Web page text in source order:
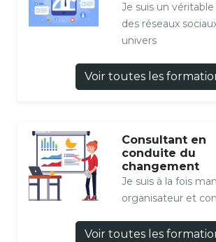
Je suis un
des réseaux
univers
Voir toutes les
Consultant en
conduite du
changement
Je suis à la fois
organisateur et
Voir toutes les